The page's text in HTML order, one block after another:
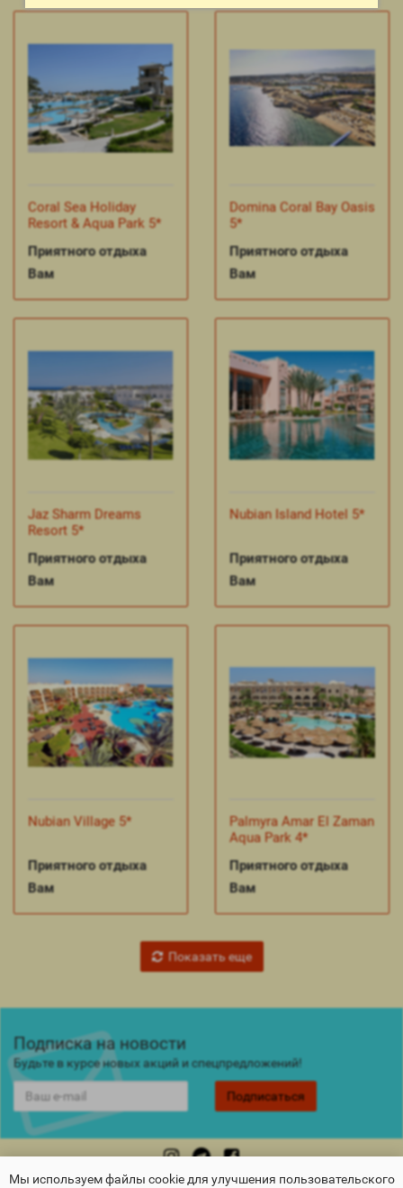
Coral Sea Holiday
Resort & Aqua Park 5*
Приятного отдыха
Вам
Domina Coral Bay Oasis
5*
Приятного отдыха
Вам
Jaz Sharm Dreams
Resort 5*
Приятного отдыха
Вам
Nubian Island Hotel 5*
Приятного отдыха
Вам
Nubian Village 5*
Приятного отдыха
Вам
Palmyra Amar El Zaman
Aqua Park 4*
Приятного отдыха
Вам
Показать еще
Подписка на новости
Будьте в курсе новых акций и спецпредложений!
Подписаться
Мы используем файлы cookie для улучшения пользовательского